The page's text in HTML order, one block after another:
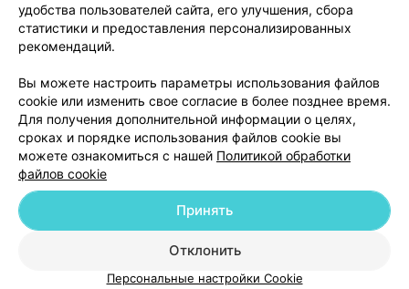
Написать руководителю 103.by
Обработка персональных данных
© 2026 ООО «Артокс Лаб», УНП 191700409
| 220012, Республика Беларусь,
Служба поддержки +375 291212755
удобства пользователей сайта, его улучшения, сбора
статистики и предоставления персонализированных
рекомендаций.
Вы можете настроить параметры использования файлов
cookie или изменить свое согласие в более позднее время.
Для получения дополнительной информации о целях,
сроках и порядке использования файлов cookie вы
можете ознакомиться с нашей Политикой обработки
файлов cookie
Отклонить
Принять
Персональные настройки Cookie